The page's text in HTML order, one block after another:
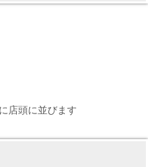
店頭に並びます